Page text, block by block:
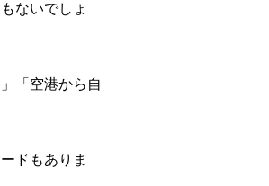
ないでしょ
「空港から自
ドもありま